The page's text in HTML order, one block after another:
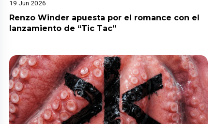
19 Jun 2026
Renzo Winder apuesta por el romance con el
lanzamiento de “Tic Tac”